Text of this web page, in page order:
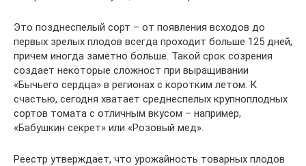
Это позднеспелый сорт – от появления всходов до
первых зрелых плодов всегда проходит больше 125 дней,
причем иногда заметно больше. Такой срок созрения
создает некоторые сложност при выращивании
«Бычьего сердца» в регионах с коротким летом. К
счастью, сегодня хватает среднеспелых крупноплодных
сортов томата с отличным вкусом – например,
«Бабушкин секрет» или «Розовый мед».
Реестр утверждает, что урожайность товарных плодов